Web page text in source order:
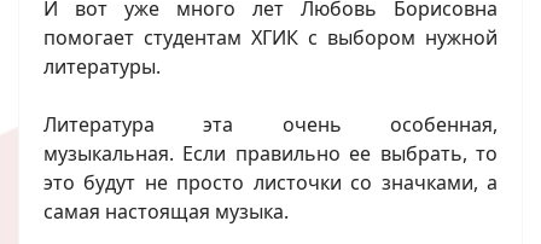
И вот уже много лет Любовь Борисовна
помогает студентам ХГИК с выбором нужной
литературы.
Литература эта очень особенная,
музыкальная. Если правильно ее выбрать, то
это будут не просто листочки со значками, а
самая настоящая музыка.